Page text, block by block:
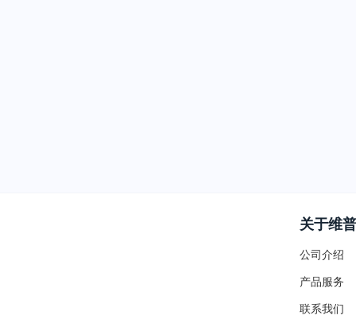
关于维普
公司介绍
产品服务
联系我们